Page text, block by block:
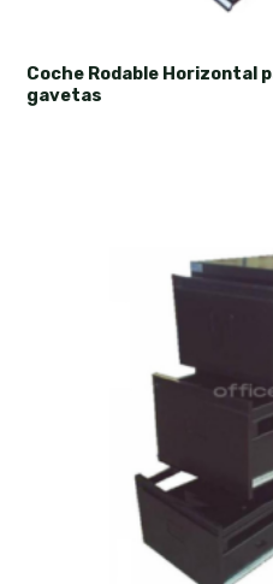
Coche Rodable Horizontal
gavetas